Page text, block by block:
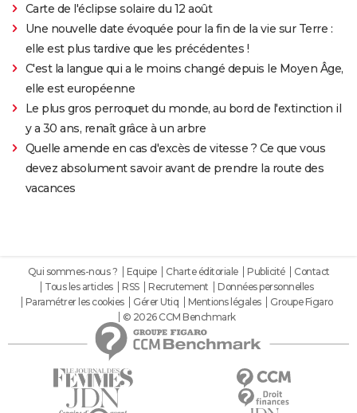
Carte de l'éclipse solaire du 12 août
Une nouvelle date évoquée pour la fin de la vie sur Terre :
elle est plus tardive que les précédentes !
C'est la langue qui a le moins changé depuis le Moyen Âge,
elle est européenne
Le plus gros perroquet du monde, au bord de l'extinction il
y a 30 ans, renaît grâce à un arbre
Quelle amende en cas d'excès de vitesse ? Ce que vous
devez absolument savoir avant de prendre la route des
vacances
Qui sommes-nous ? Equipe Charte éditoriale Publicité
Contact
Tous les articles
RSS Recrutement
Données personnelles
Paramétrer les cookies
Gérer Utiq Mentions légales
Groupe Figaro
© 2026 CCM Benchmark